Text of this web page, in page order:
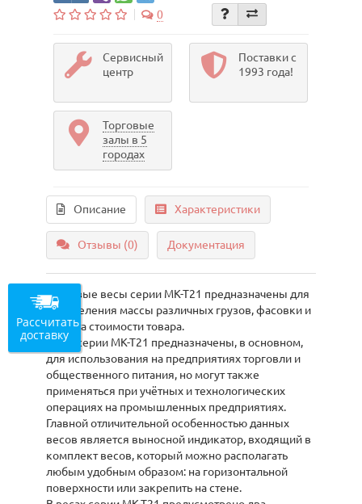
0
Сервисный
центр
Поставки с
1993 года!
Торговые
залы в 5
городах
Описание Характеристики
Отзывы (0) Документация
Торговые весы серии МК-Т21 предназначены для
определения массы различных грузов, фасовки и
расчёта стоимости товара.
Весы серии МК-Т21 предназначены, в основном,
для использования на предприятиях торговли и
общественного питания, но могут также
применяться при учётных и технологических
операциях на промышленных предприятиях.
Главной отличительной особенностью данных
весов является выносной индикатор, входящий в
комплект весов, который можно располагать
любым удобным образом: на горизонтальной
поверхности или закрепить на стене.
Рассчитать
доставку